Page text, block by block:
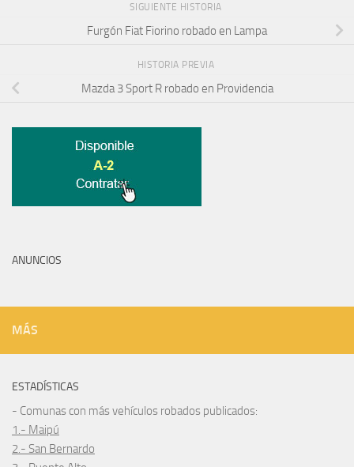
SIGUIENTE HISTORIA
Furgón Fiat Fiorino robado en Lampa
HISTORIA PREVIA
Mazda 3 Sport R robado en Providencia
ANUNCIOS
MÁS
ESTADÍSTICAS
- Comunas con más vehículos robados publicados:
1.- Maipú
2.- San Bernardo